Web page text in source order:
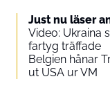
Just nu läser
Video: Ukraina
fartyg träffade
Belgien hånar
ut USA ur VM